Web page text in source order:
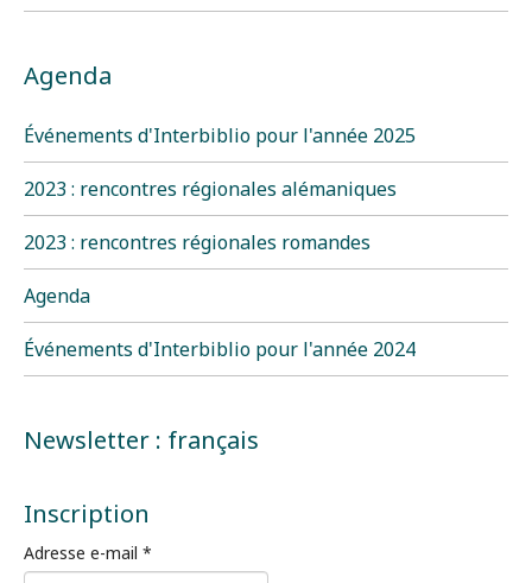
Agenda
Événements d'Interbiblio pour l'année 2025
2023 : rencontres régionales alémaniques
2023 : rencontres régionales romandes
Agenda
Événements d'Interbiblio pour l'année 2024
Newsletter : français
Inscription
Adresse e-mail *